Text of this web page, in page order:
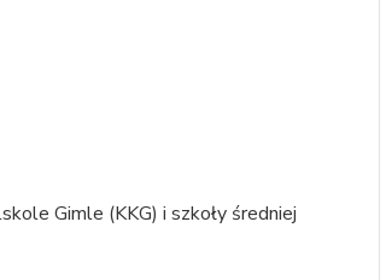
Gimle (KKG) i szkoły średniej